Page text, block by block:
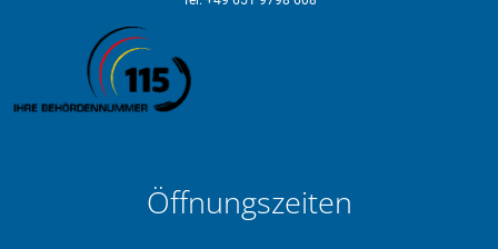
Öffnungszeiten